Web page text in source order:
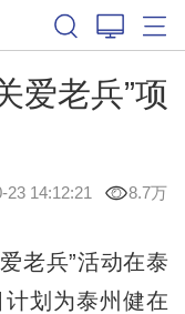
爱老兵”项
23 14:12:21 8.7万
老兵”活动在泰
划为泰州健在